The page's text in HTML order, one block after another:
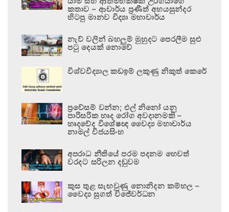
කතාව – ආචාර්ය ප්‍රණීත් අභයසුන්දර
හිටපු මානව විද්‍යා මහාචාර්ය
නැව් වලින් බහලුම් මුහුදට පෙරලීම සුළු
පටු දෙයක් නොවේ
විශ්වවිද්‍යාල කඩඉම් ලකුණු නිකුත් කෙරේ
ප්‍රවේසම් වන්න; එල් නිනෝ යනු
පාරිසරික හෘද රෝග අවදානමකි –
හෘදවේද විශේෂඥ වෛද්‍ය මහාචාර්ය
නාමල් විජයසිංහ
අපරාධ නීතියේ පරම පදනම හෙවත්
වරදට සරිලන දඬුවම
කුස තුළ සැඟවුණු නොනිදන කම්හල –
වෛද්‍ය සුගත් විජේවර්ධන